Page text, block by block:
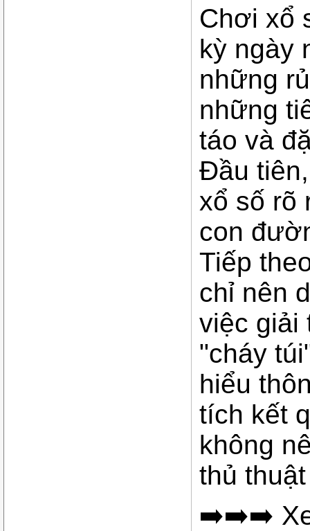
Chơi xổ
kỳ ngày
những
những
táo và
Đầu
xổ số rõ
con
Tiếp
chỉ nên
việc giải
"cháy
hiểu
tích kết
không
thủ
➡️➡️➡️